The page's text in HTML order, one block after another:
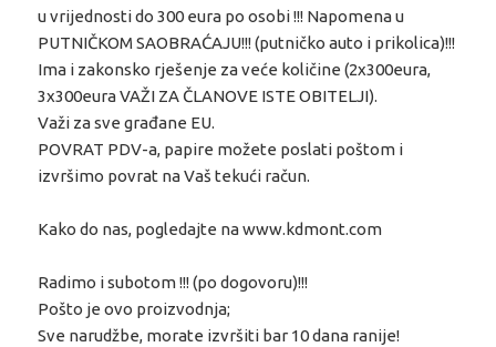
u vrijednosti do 300 eura po osobi !!! Napomena u
PUTNIČKOM SAOBRAĆAJU!!! (putničko auto i prikolica)!!!
Ima i zakonsko rješenje za veće količine (2x300eura,
3x300eura VAŽI ZA ČLANOVE ISTE OBITELJI).
Važi za sve građane EU.
POVRAT PDV-a, papire možete poslati poštom i
izvršimo povrat na Vaš tekući račun.
Kako do nas, pogledajte na www.kdmont.com
Radimo i subotom !!! (po dogovoru)!!!
Pošto je ovo proizvodnja;
Sve narudžbe, morate izvršiti bar 10 dana ranije!